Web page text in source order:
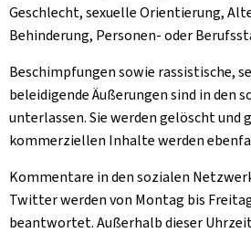
Geschlecht, sexuelle Orientierung,
Behinderung, Personen- oder
Beschimpfungen sowie rassistische,
beleidigende Äußerungen sind in den
unterlassen. Sie werden gelöscht und
kommerziellen Inhalte werden
Kommentare in den sozialen
Twitter werden von Montag bis
beantwortet. Außerhalb dieser